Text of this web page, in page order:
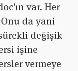
var. Her
da yani
değişik
işine
vermeye